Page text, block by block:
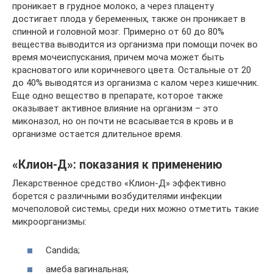
проникает в грудное молоко, а через плаценту
достигает плода у беременных, также он проникает в
спинной и головной мозг. Примерно от 60 до 80%
вещества выводится из организма при помощи почек во
время мочеиспускания, причем моча может быть
красноватого или коричневого цвета. Остальные от 20
до 40% выводятся из организма с калом через кишечник.
Еще одно вещество в препарате, которое также
оказывает активное влияние на организм – это
миконазол, но он почти не всасывается в кровь и в
организме остается длительное время.
«Клион-Д»: показания к применению
Лекарственное средство «Клион-Д» эффективно
борется с различными возбудителями инфекции
мочеполовой системы, среди них можно отметить такие
микроорганизмы:
Candida;
амеба вагинальная;